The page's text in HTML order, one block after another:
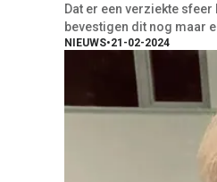
Dat er een verziekte
bevestigen dit nog maar
NIEUWS•21-02-2024